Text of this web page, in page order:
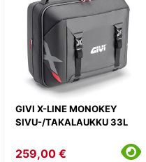
GIVI X-LINE MONOKEY
SIVU-/TAKALAUKKU 33L
259,00 €